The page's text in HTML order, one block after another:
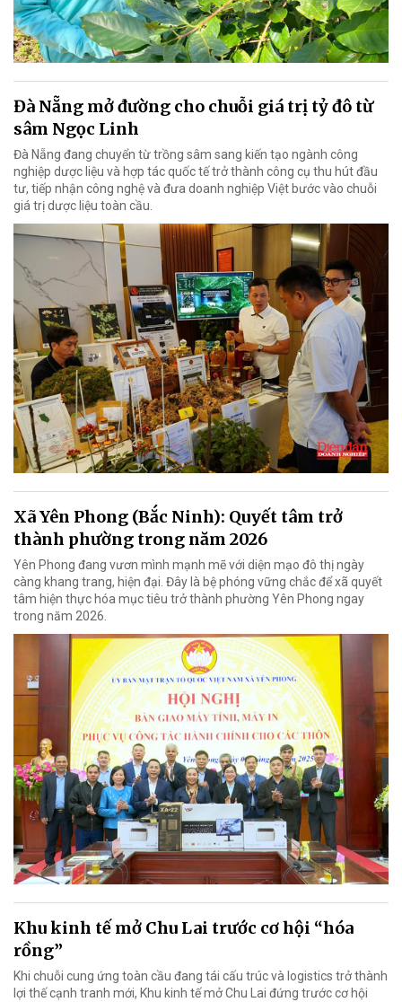
Đà Nẵng mở đường cho chuỗi giá trị tỷ đô từ
sâm Ngọc Linh
Đà Nẵng đang chuyển từ trồng sâm sang kiến tạo ngành công
nghiệp dược liệu và hợp tác quốc tế trở thành công cụ thu hút đầu
tư, tiếp nhận công nghệ và đưa doanh nghiệp Việt bước vào chuỗi
giá trị dược liệu toàn cầu.
Xã Yên Phong (Bắc Ninh): Quyết tâm trở
thành phường trong năm 2026
Yên Phong đang vươn mình mạnh mẽ với diện mạo đô thị ngày
càng khang trang, hiện đại. Đây là bệ phóng vững chắc để xã quyết
tâm hiện thực hóa mục tiêu trở thành phường Yên Phong ngay
trong năm 2026.
Khu kinh tế mở Chu Lai trước cơ hội “hóa
rồng”
Khi chuỗi cung ứng toàn cầu đang tái cấu trúc và logistics trở thành
lợi thế cạnh tranh mới, Khu kinh tế mở Chu Lai đứng trước cơ hội